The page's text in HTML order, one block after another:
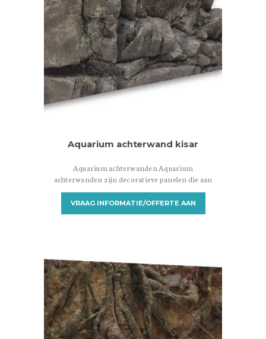
Aquarium achterwand kisar
Aquarium achterwanden Aquarium
achterwanden zijn decoratieve panelen die aan
de achterkant van een aquarium worden
geplaatst om een aantrekkelijke achtergrond te
creëren. Ze zijn ontworpen om een visueel
soorten aquarium achterwanden beschikbaar,
variërend in materialen, ontwerpen en
installatiemethoden. Hier zijn enkele
veelvoorkomende…
VRAAG INFORMATIE/OFFERTE AAN